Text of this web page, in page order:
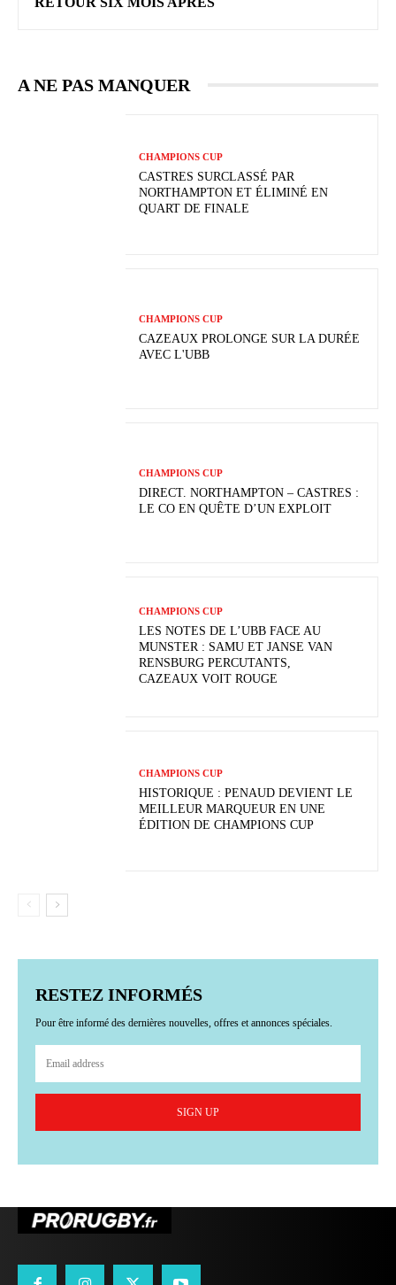
A NE PAS MANQUER
CHAMPIONS CUP
CASTRES SURCLASSÉ PAR
NORTHAMPTON ET ÉLIMINÉ EN
QUART DE FINALE
CHAMPIONS CUP
CAZEAUX PROLONGE SUR LA DURÉE
AVEC L'UBB
CHAMPIONS CUP
DIRECT. NORTHAMPTON – CASTRES :
LE CO EN QUÊTE D’UN EXPLOIT
CHAMPIONS CUP
LES NOTES DE L’UBB FACE AU
MUNSTER : SAMU ET JANSE VAN
RENSBURG PERCUTANTS,
CAZEAUX VOIT ROUGE
CHAMPIONS CUP
HISTORIQUE : PENAUD DEVIENT LE
MEILLEUR MARQUEUR EN UNE
ÉDITION DE CHAMPIONS CUP
RESTEZ INFORMÉS
Pour être informé des dernières nouvelles, offres et annonces spéciales.
SIGN UP